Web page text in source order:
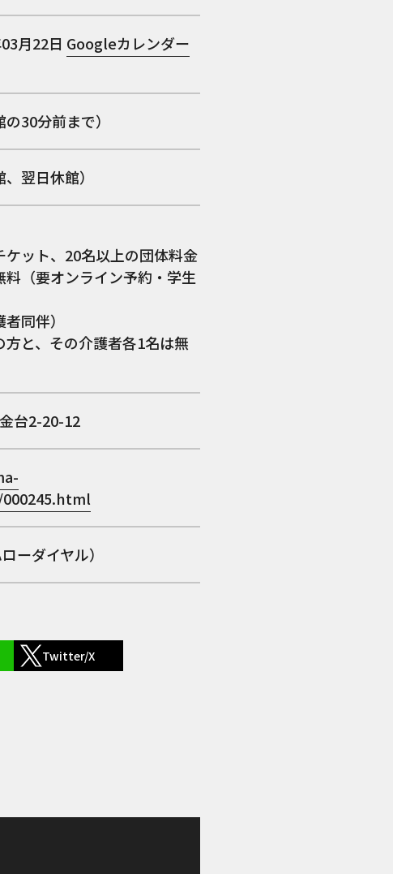
月22日 Googleカレンダー
30分前まで）
翌日休館）
ット、20名以上の団体料金
（要オンライン予約・学生
同伴）
と、その介護者各1名は無
台2-20-12
ーダイヤル）
Twitter/X